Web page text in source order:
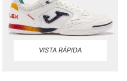
VISTA RÁPIDA